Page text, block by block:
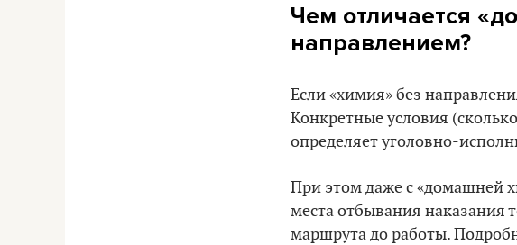
Чем отличается
направлением?
Если «химия» без
Конкретные условия
определяет уголовно-
При этом даже с «домашней
места отбывания наказания
маршрута до работы.